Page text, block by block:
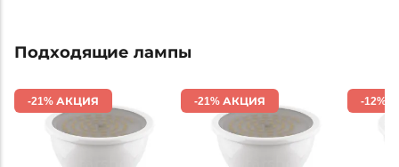
Подходящие лампы
-21% АКЦИЯ -21% АКЦИЯ -12%